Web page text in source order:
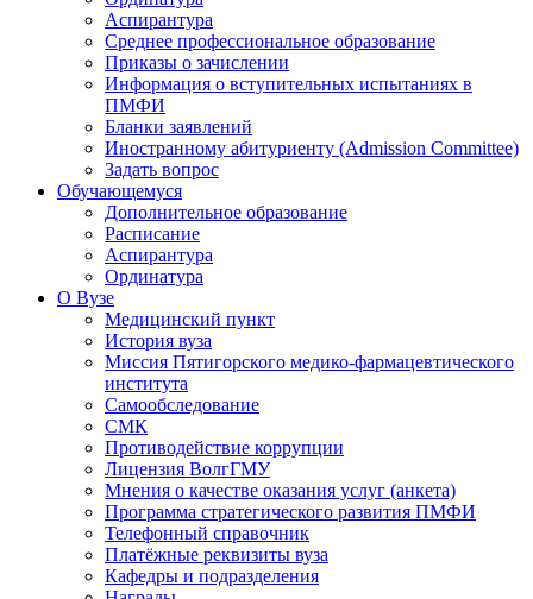
Аспирантура
Среднее профессиональное образование
Приказы о зачислении
Информация о вступительных испытаниях в
ПМФИ
Бланки заявлений
Иностранному абитуриенту (Admission Committee)
Задать вопрос
Обучающемуся
Дополнительное образование
Расписание
Аспирантура
Ординатура
О Вузе
Медицинский пункт
История вуза
Миссия Пятигорского медико-фармацевтического
института
Самообследование
СМК
Противодействие коррупции
Лицензия ВолгГМУ
Мнения о качестве оказания услуг (анкета)
Программа стратегического развития ПМФИ
Телефонный справочник
Платёжные реквизиты вуза
Кафедры и подразделения